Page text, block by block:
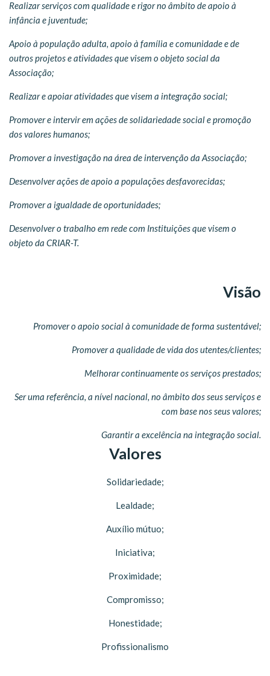
Realizar serviços com qualidade e rigor no âmbito de apoio à
infância e juventude;
Apoio à população adulta, apoio à família e comunidade e de
outros projetos e atividades que visem o objeto social da
Associação;
Realizar e apoiar atividades que visem a integração social;
Promover e intervir em ações de solidariedade social e promoção
dos valores humanos;
Promover a investigação na área de intervenção da Associação;
Desenvolver ações de apoio a populações desfavorecidas;
Promover a igualdade de oportunidades;
Desenvolver o trabalho em rede com Instituições que visem o
objeto da CRIAR-T.
Visão
Promover o apoio social à comunidade de forma sustentável;
Promover a qualidade de vida dos utentes/clientes;
Melhorar continuamente os serviços prestados;
Ser uma referência, a nível nacional, no âmbito dos seus serviços e
com base nos seus valores;
Garantir a excelência na integração social.
Valores
Solidariedade;
Lealdade;
Auxílio mútuo;
Iniciativa;
Proximidade;
Compromisso;
Honestidade;
Profissionalismo